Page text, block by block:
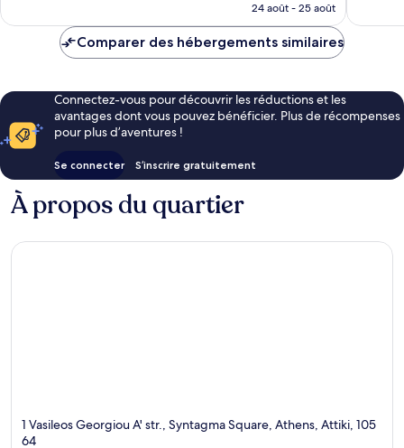
prix
de
24 août - 25 août
Comparer des hébergements similaires
Connectez-vous pour découvrir les réductions et les
avantages dont vous pouvez bénéficier. Plus de récompenses
pour plus d’aventures !
Se connecter S’inscrire gratuitement
À propos du quartier
1 Vasileos Georgiou A' str., Syntagma Square, Athens, Attiki, 105
64